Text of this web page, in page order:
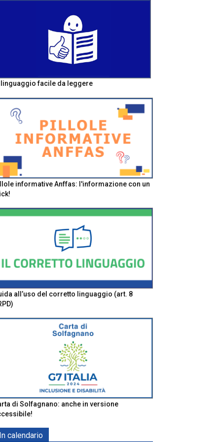
linguaggio facile da leggere
informative Anffas: l'informazione con un
all’uso del corretto linguaggio (art. 8
di Solfagnano: anche in versione
In calendario